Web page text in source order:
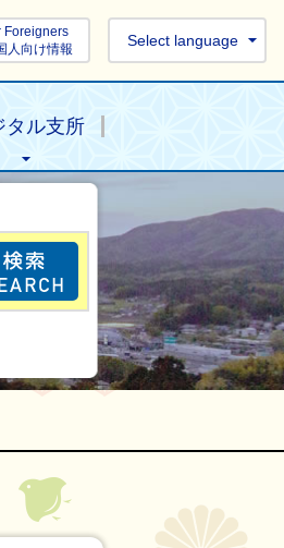
Foreigners
人向け情報
Select language
タル支所
目的の情報を探